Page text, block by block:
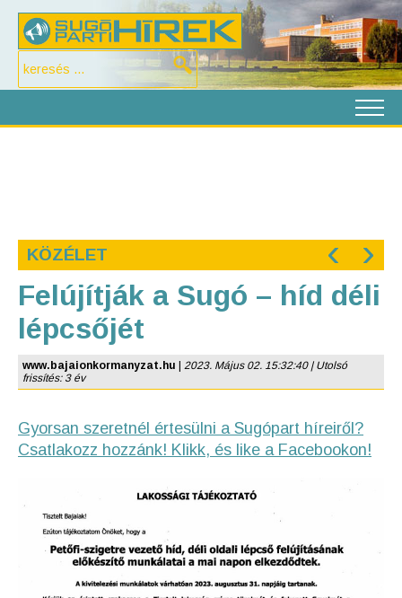
KÖZÉLET ‹ ›
Felújítják a Sugó – híd déli
lépcsőjét
www.bajaionkormanyzat.hu
2023. Május 02. 15:32:40 | Utolsó
frissítés: 3 év
Gyorsan szeretnél értesülni a Sugópart híreiről?
Csatlakozz hozzánk! Klikk, és like a Facebookon!